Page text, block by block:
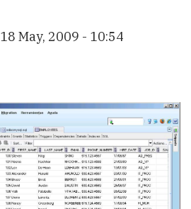
18 May, 2009 - 10:54